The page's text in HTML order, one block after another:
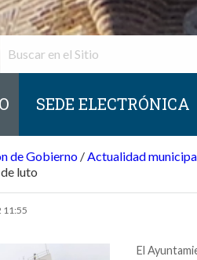
SEDE ELECTRÓNICA
de Gobierno /Actualidad
luto
El